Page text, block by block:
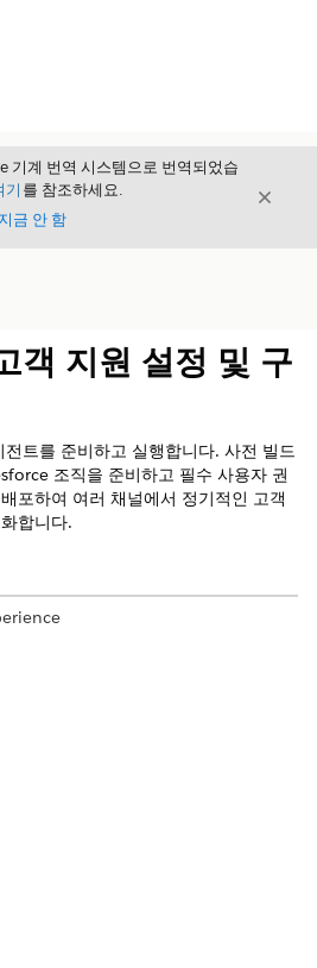
기계 번역 시스템으로 번역되었습
기 를 참조하세요.
지금 안 함
닫기
객 지원 설정 및 구
트를 준비하고 실행합니다. 사전 빌드
조직을 준비하고 필수 사용자 권
포하여 여러 채널에서 정기적인 고객
합니다.
고객 지원에 대한 조직 준비
고객 지원을 시작하기 전에 사례 개체
구성하고 데이터 레코드를 준비하여
FSC 표준 개체를 사용하는 경우 발급
을 처리하는 데 필요한 액세스 권한을